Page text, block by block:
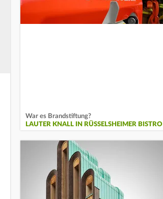
War es Brandstiftung?
LAUTER KNALL IN RÜSSELSHEIMER BISTRO